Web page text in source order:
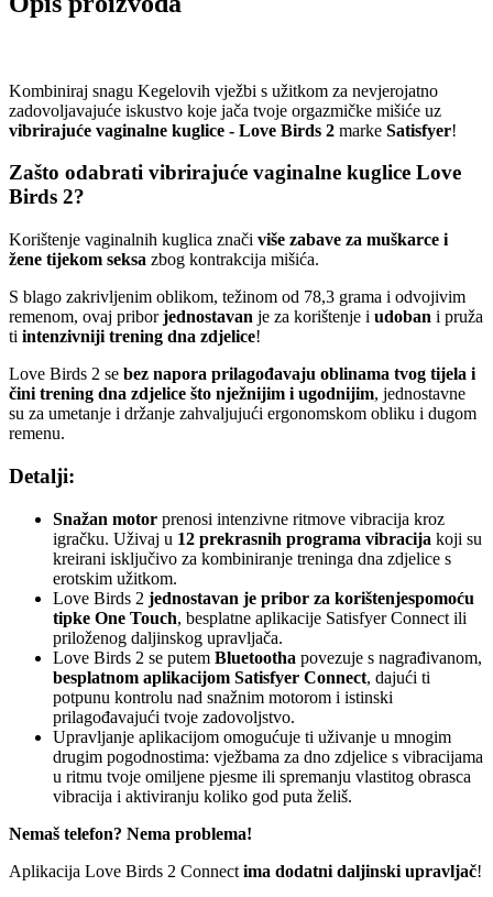
Kombiniraj snagu Kegelovih vježbi s užitkom za nevjerojatno
zadovoljavajuće iskustvo koje jača tvoje orgazmičke mišiće uz
vibrirajuće vaginalne kuglice - Love Birds 2 marke Satisfyer!
Zašto odabrati vibrirajuće vaginalne kuglice Love
Birds 2?
Korištenje vaginalnih kuglica znači više zabave za muškarce i
žene tijekom seksa zbog kontrakcija mišića.
S blago zakrivljenim oblikom, težinom od 78,3 grama i odvojivim
remenom, ovaj priborjednostavan je za korištenje i udoban i pruža
ti intenzivniji trening dna zdjelice!
Love Birds 2 se bez napora prilagođavaju oblinama tvog tijela i
čini trening dna zdjelice što nježnijim i ugodnijim, jednostavne
su za umetanje i držanje zahvaljujući ergonomskom obliku i dugom
remenu.
Detalji:
Snažan motor prenosi intenzivne ritmove vibracija kroz
igračku. Uživaj u 12 prekrasnih programa vibracija koji su
kreirani isključivo za kombiniranje treninga dna zdjelice s
erotskim užitkom.
Love Birds 2 jednostavan je pribor za korištenjespomoću
tipke One Touch, besplatne aplikacije Satisfyer Connect ili
priloženog daljinskog upravljača.
Love Birds 2 se putem Bluetootha povezuje s nagrađivanom,
besplatnom aplikacijom Satisfyer Connect, dajući ti
potpunu kontrolu nad snažnim motorom i istinski
prilagođavajući tvoje zadovoljstvo.
Upravljanje aplikacijom omogućuje ti uživanje u mnogim
drugim pogodnostima: vježbama za dno zdjelice s vibracijama
u ritmu tvoje omiljene pjesme ili spremanju vlastitog obrasca
vibracija i aktiviranju koliko god puta želiš.
Nemaš telefon? Nema problema!
Aplikacija Love Birds 2 Connect ima dodatni daljinski upravljač!